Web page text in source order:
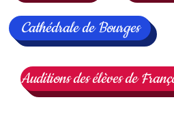
Cathédrale de Bourges
Auditions des élèves de